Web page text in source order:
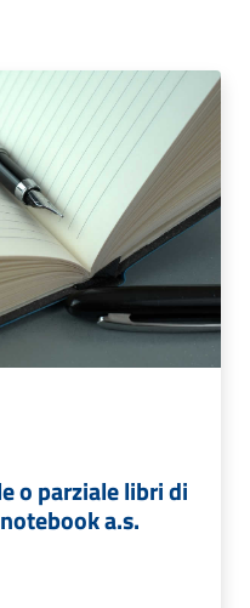
o parziale libri di
a.s.